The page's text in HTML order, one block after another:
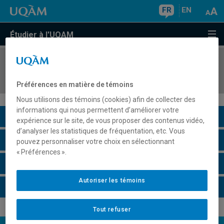
FR EN
Étudier à l'UQAM
COURS//
Description du cours
Horaire - Été 2026
Préférences en matière de témoins
Nous utilisons des témoins (cookies) afin de collecter des
informations qui nous permettent d’améliorer votre
expérience sur le site, de vous proposer des contenus vidéo,
d’analyser les statistiques de fréquentation, etc. Vous
pouvez personnaliser votre choix en sélectionnant
« Préférences ».
Tout refuser
Autoriser les témoins